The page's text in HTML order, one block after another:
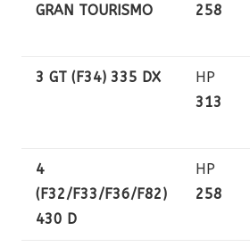
GRAN TOURISMO
258
3 GT (F34) 335 DX
HP
313
4
(F32/F33/F36/F82)
430 D
HP
258